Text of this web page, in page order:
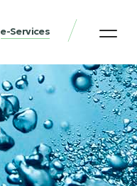
e-Services